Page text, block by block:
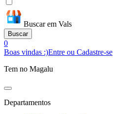
Buscar em Vals
Buscar
0
Boas vindas :)Entre ou Cadastre-se
Tem no Magalu
Departamentos